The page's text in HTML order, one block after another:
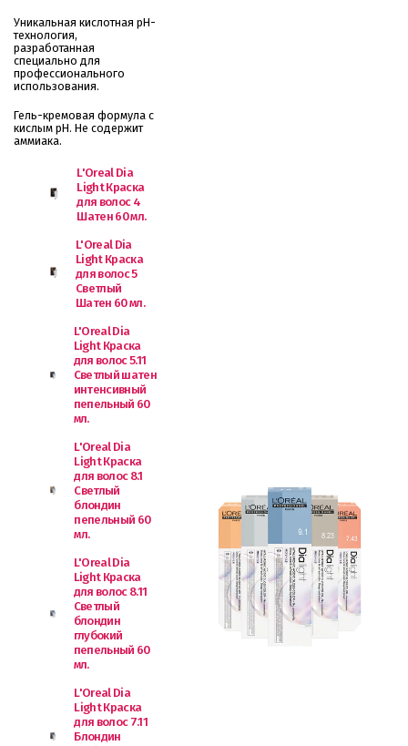
Уникальная кислотная pH-
технология,
разработанная
специально для
профессионального
использования.
Гель-кремовая формула с
кислым pH. Не содержит
аммиака.
L'Oreal Dia
Light Краска
для волос 4
Шатен 60 мл.
L'Oreal Dia
Light Краска
для волос 5
Светлый
Шатен 60 мл.
L'Oreal Dia
Light Краска
для волос 5.11
Светлый шатен
интенсивный
пепельный 60
мл.
L'Oreal Dia
Light Краска
для волос 8.1
Светлый
блондин
пепельный 60
мл.
L'Oreal Dia
Light Краска
для волос 8.11
Светлый
блондин
глубокий
пепельный 60
мл.
L'Oreal Dia
Light Краска
для волос 7.11
Блондин